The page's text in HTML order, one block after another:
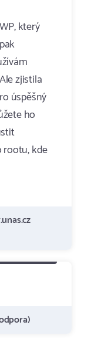
který
zjistila
úspěšný
ho
rootu, kde